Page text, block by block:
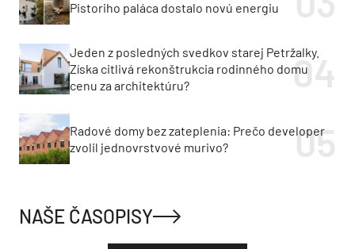
Pistoriho paláca dostalo novú energiu
Jeden z posledných svedkov starej Petržalky.
Získa citlivá rekonštrukcia rodinného domu
cenu za architektúru?
Radové domy bez zateplenia: Prečo developer
zvolil jednovrstvové murivo?
NAŠE ČASOPISY